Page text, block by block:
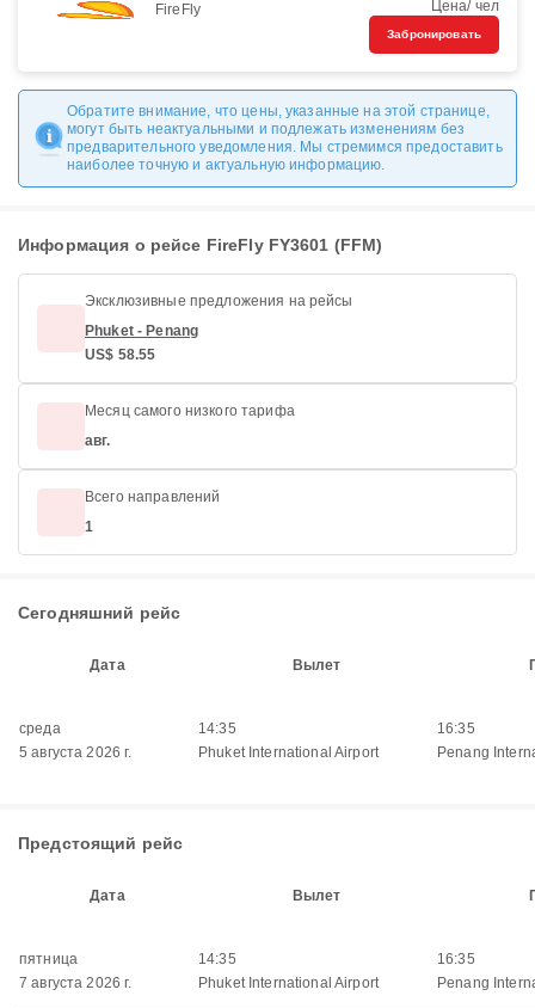
FireFly Цена/ чел
Забронировать
Обратите внимание, что цены, указанные на этой странице,
могут быть неактуальными и подлежать изменениям без
предварительного уведомления. Мы стремимся предоставить
наиболее точную и актуальную информацию.
Информация о рейсе FireFly FY3601 (FFM)
Эксклюзивные предложения на рейсы
Phuket - Penang
US$ 58.55
Месяц самого низкого тарифа
авг.
Всего направлений
1
Сегодняшний рейс
Дата Вылет
среда
5 августа 2026 г.
14:35
Phuket International Airport
16:35
Penang
Предстоящий рейс
Дата Вылет
пятница
7 августа 2026 г.
14:35
Phuket International Airport
16:35
Penang